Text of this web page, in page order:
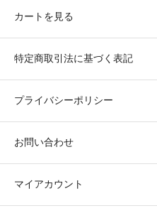
カートを見る
特定商取引法に基づく表記
プライバシーポリシー
お問い合わせ
マイアカウント